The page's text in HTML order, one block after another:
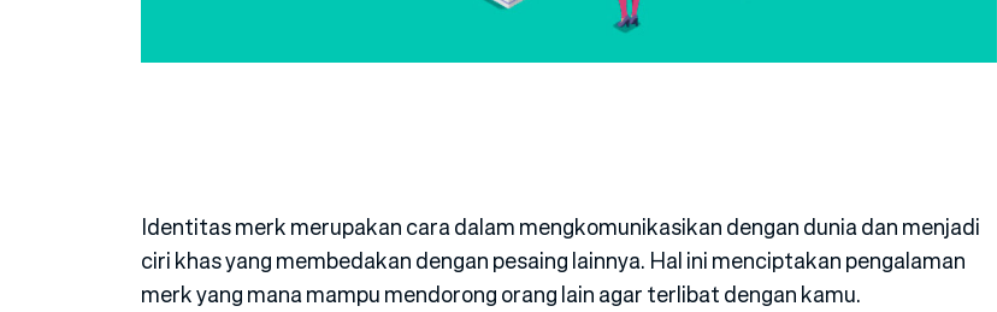
Identitas merk merupakan cara dalam mengkomunikasikan dengan dunia dan menjadi
ciri khas yang membedakan dengan pesaing lainnya. Hal ini menciptakan pengalaman
merk yang mana mampu mendorong orang lain agar terlibat dengan kamu.